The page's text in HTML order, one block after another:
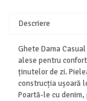
Descriere
Ghete Dama
alese pentru
ținutelor de zi.
construcția ușoară
Poartă-le cu